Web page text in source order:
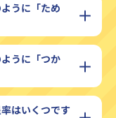
うに「ため
うに「つか
はいくつです